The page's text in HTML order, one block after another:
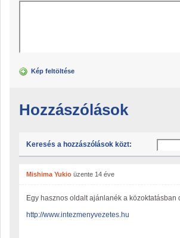
Kép feltöltése
Hozzászólások
Keresés a hozzászólások közt:
Mishima Yukio üzente 14 éve
Egy hasznos oldalt ajánlanék a
http://www.intezmenyvezetes.hu